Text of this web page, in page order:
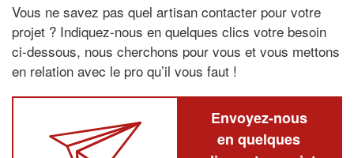
Vous ne savez pas quel artisan contacter pour votre
projet ? Indiquez-nous en quelques clics votre besoin
ci-dessous, nous cherchons pour vous et vous mettons
en relation avec le pro qu’il vous faut !
Envoyez-nous
en quelques